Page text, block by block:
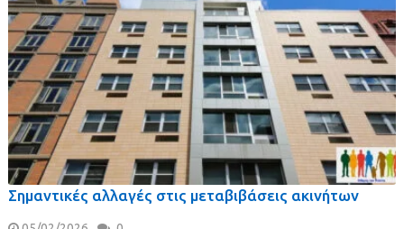
Σημαντικές αλλαγές στις μεταβιβάσεις ακινήτων